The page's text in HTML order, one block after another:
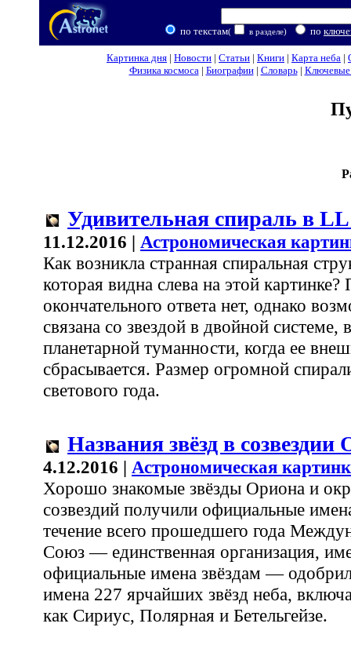
по текстам( в разделе) по
Картинка дня | Новости | Статьи | Книги | Карта неба |
Физика космоса| Биографии| Словарь| Ключевые
Удивительная спираль в LL
11.12.2016 | Астрономическая
Как возникла странная спиральная
которая видна слева на этой картинке?
окончательного ответа нет, однако
связана со звездой в двойной
планетарной туманности, когда ее
сбрасывается. Размер огромной
светового года.
Названия звёзд в созвездии
4.12.2016 | Астрономическая
Хорошо знакомые звёзды Ориона и
созвездий получили официальные
течение всего прошедшего года
Союз — единственная организация,
официальные имена звёздам —
имена 227 ярчайших звёзд неба,
как Сириус, Полярная и Бетельгейзе.